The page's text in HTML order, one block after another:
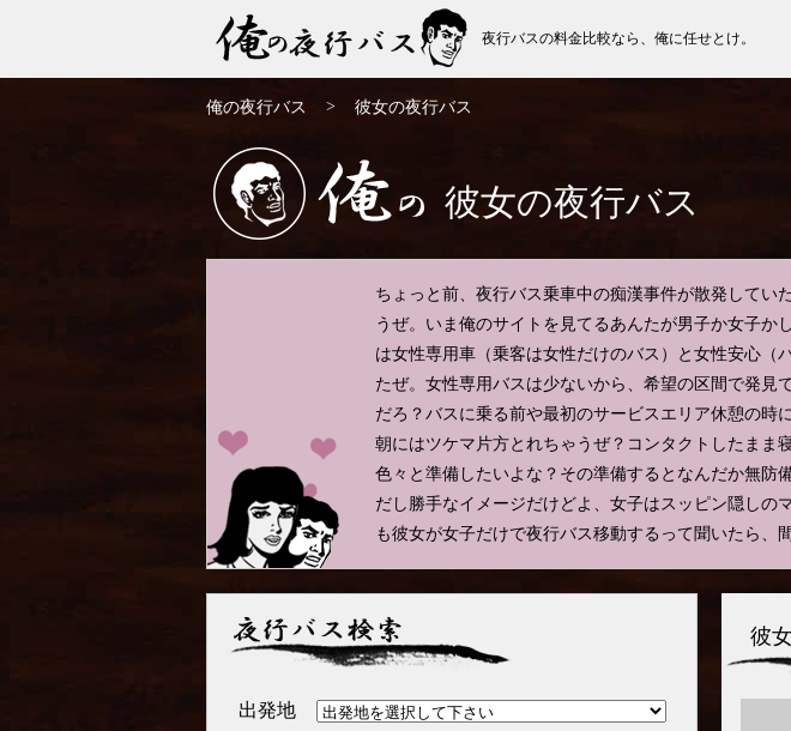
夜行バスの料金比較なら、俺に任せとけ。
俺の夜行バス > 彼女の夜行バス
俺の
彼女の夜行バス
ちょっと前、夜行バス乗車中の痴漢事件が散発してい
うぜ。いま俺のサイトを見てるあんたが男子か女子
は女性専用車（乗客は女性だけのバス）と女性安心（
たぜ。女性専用バスは少ないから、希望の区間で発見
だろ？バスに乗る前や最初のサービスエリア休憩の時
朝にはツケマ片方とれちゃうぜ？コンタクトしたまま
色々と準備したいよな？その準備するとなんだか無防
だし勝手なイメージだけどよ、女子はスッピン隠しの
も彼女が女子だけで夜行バス移動するって聞いたら、
出発地
彼